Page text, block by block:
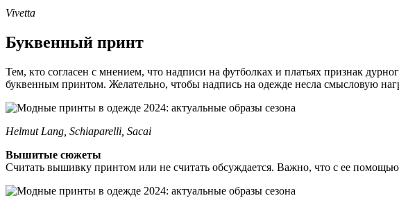
Vivetta
Буквенный принт
Тем, кто согласен с мнением, что надписи на футболках и платьях признак
буквенным принтом. Желательно, чтобы надпись на одежде несла смысловую
Helmut Lang, Schiaparelli, Sacai
Вышитые сюжеты
Считать вышивку принтом или не считать обсуждается. Важно, что с ее